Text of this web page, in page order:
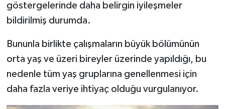
göstergelerinde daha belirgin iyileşmeler
bildirilmiş durumda.
Bununla birlikte çalışmaların büyük bölümünün
orta yaş ve üzeri bireyler üzerinde yapıldığı, bu
nedenle tüm yaş gruplarına genellenmesi için
daha fazla veriye ihtiyaç olduğu vurgulanıyor.